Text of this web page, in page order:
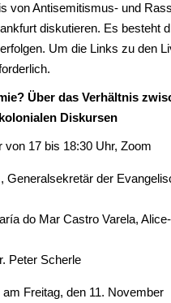
von Antisemitismus- und
diskutieren. Es besteht
Um die Links zu den
Über das Verhältnis
Diskursen
17 bis 18:30 Uhr, Zoom
Generalsekretär der
do Mar Castro Varela,
Peter Scherle
am Freitag, den 11. November